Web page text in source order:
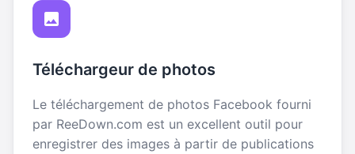
Téléchargeur de photos
Le téléchargement de photos Facebook fourni
par ReeDown.com est un excellent outil pour
enregistrer des images à partir de publications